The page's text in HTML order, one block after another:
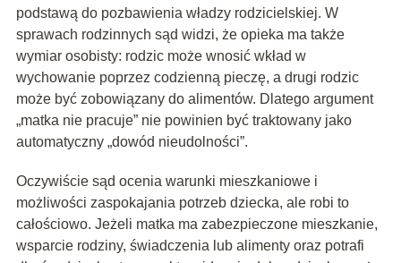
podstawą do pozbawienia władzy rodzicielskiej. W
sprawach rodzinnych sąd widzi, że opieka ma także
wymiar osobisty: rodzic może wnosić wkład w
wychowanie poprzez codzienną pieczę, a drugi rodzic
może być zobowiązany do alimentów. Dlatego argument
„matka nie pracuje” nie powinien być traktowany jako
automatyczny „dowód nieudolności”.
Oczywiście sąd ocenia warunki mieszkaniowe i
możliwości zaspokajania potrzeb dziecka, ale robi to
całościowo. Jeżeli matka ma zabezpieczone mieszkanie,
wsparcie rodziny, świadczenia lub alimenty oraz potrafi